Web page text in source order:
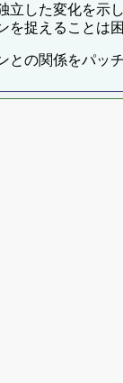
した変化を
を捉えることは
の関係をパッ